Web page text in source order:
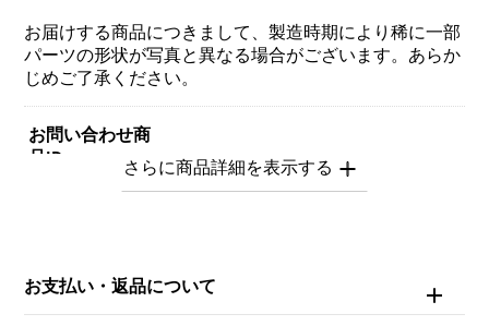
お届けする商品につきまして、製造時期により稀に一部
パーツの形状が写真と異なる場合がございます。あらか
じめご了承ください。
お問い合わせ商
品ID
Y.NOMBRE.1.9.0.S
ノンブル 【受注生産品】 ナンバーリング【0】Sサイズ
【正規品】
お支払い・返品について